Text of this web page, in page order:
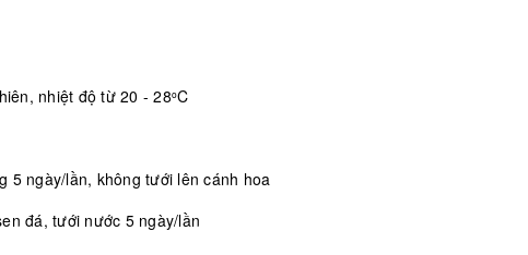
nhiệt độ từ 20 - 28oC
5 ngày/lần, không tưới lên cánh hoa
đá, tưới nước 5 ngày/lần